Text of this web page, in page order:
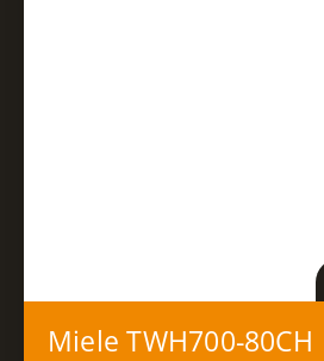
Miele TWH700-80CH